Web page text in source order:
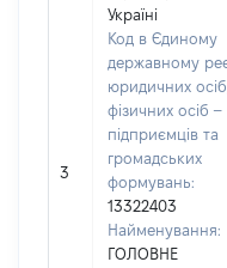
3
Україні
Код в Єдиному
державному
юридичних осіб,
фізичних осіб –
підприємців та
громадських
формувань:
13322403
Найменування:
ГОЛОВНЕ